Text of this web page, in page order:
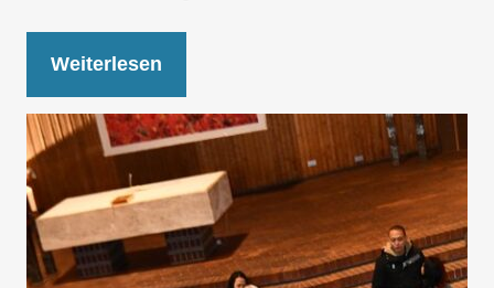
Weiterlesen